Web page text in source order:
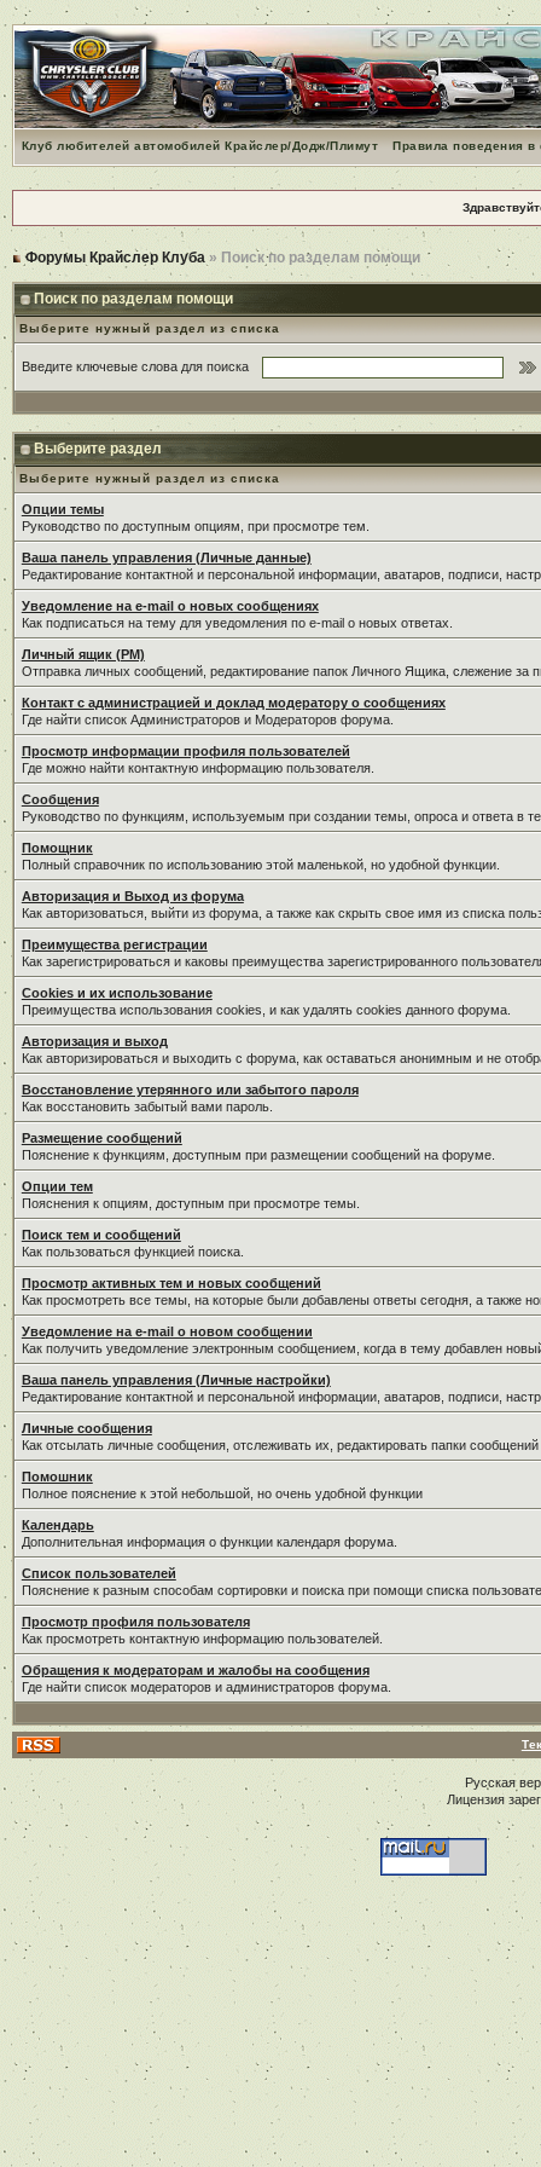
Клуб любителей автомобилей Крайслер/Додж/Плимут Правила поведения
Форумы Крайслер Клуба » Поиск по разделам помощи
Поиск по разделам помощи
Выберите нужный раздел из списка
Введите ключевые слова для поиска
Выберите раздел
Выберите нужный раздел из списка
Опции темы
Руководство по доступным опциям, при просмотре тем.
Ваша панель управления (Личные данные)
Редактирование контактной и персональной информации, аватаров, подписи,
Уведомление на e-mail о новых сообщениях
Как подписаться на тему для уведомления по e-mail о новых ответах.
Личный ящик (PM)
Отправка личных сообщений, редактирование папок Личного Ящика, слежение
Контакт с администрацией и доклад модератору о сообщениях
Где найти список Администраторов и Модераторов форума.
Просмотр информации профиля пользователей
Где можно найти контактную информацию пользователя.
Сообщения
Руководство по функциям, используемым при создании темы, опроса и ответа в
Помощник
Полный справочник по использованию этой маленькой, но удобной функции.
Авторизация и Выход из форума
Как авторизоваться, выйти из форума, а также как скрыть свое имя из списка
Преимущества регистрации
Как зарегистрироваться и каковы преимущества зарегистрированного
Cookies и их использование
Преимущества использования cookies, и как удалять cookies данного форума.
Авторизация и выход
Как авторизироваться и выходить с форума, как оставаться анонимным и не
Восстановление утерянного или забытого пароля
Как восстановить забытый вами пароль.
Размещение сообщений
Пояснение к функциям, доступным при размещении сообщений на форуме.
Опции тем
Пояснения к опциям, доступным при просмотре темы.
Поиск тем и сообщений
Как пользоваться функцией поиска.
Просмотр активных тем и новых сообщений
Как просмотреть все темы, на которые были добавлены ответы сегодня, а также
Уведомление на е-mail о новом сообщении
Как получить уведомление электронным сообщением, когда в тему добавлен
Ваша панель управления (Личные настройки)
Редактирование контактной и персональной информации, аватаров, подписи,
Личные сообщения
Как отсылать личные сообщения, отслеживать их, редактировать папки
Помошник
Полное пояснение к этой небольшой, но очень удобной функции
Календарь
Дополнительная информация о функции календаря форума.
Список пользователей
Пояснение к разным способам сортировки и поиска при помощи списка
Просмотр профиля пользователя
Как просмотреть контактную информацию пользователей.
Обращения к модераторам и жалобы на сообщения
Где найти список модераторов и администраторов форума.
Русская
Лицензия